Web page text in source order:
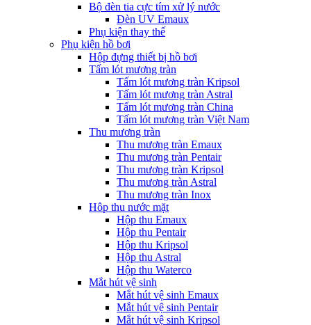
Bộ đèn tia cực tím xử lý nước
Đèn UV Emaux
Phụ kiện thay thế
Phụ kiện hồ bơi
Hộp đựng thiết bị hồ bơi
Tấm lót mương tràn
Tấm lót mương tràn Kripsol
Tấm lót mương tràn Astral
Tấm lót mương tràn China
Tấm lót mương tràn Việt Nam
Thu mương tràn
Thu mương tràn Emaux
Thu mương tràn Pentair
Thu mương tràn Kripsol
Thu mương tràn Astral
Thu mương tràn Inox
Hôp thu nước mặt
Hộp thu Emaux
Hộp thu Pentair
Hộp thu Kripsol
Hộp thu Astral
Hộp thu Waterco
Mắt hút vệ sinh
Mắt hút vệ sinh Emaux
Mắt hút vệ sinh Pentair
Mắt hút vệ sinh Kripsol